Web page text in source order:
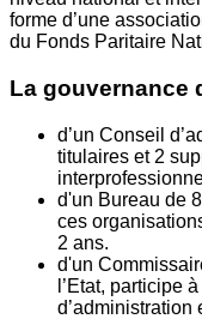
forme d’une
du Fonds Paritaire
La gouvernance
d’un Conseil
titulaires et 2
d'un Bureau de
ces
2 ans.
d'un
l’Etat, participe
d’administration